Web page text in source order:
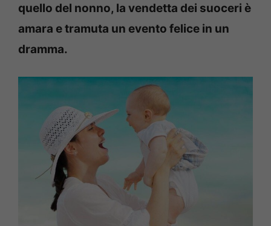
quello del nonno, la vendetta dei suoceri è
amara e tramuta un evento felice in un
dramma.